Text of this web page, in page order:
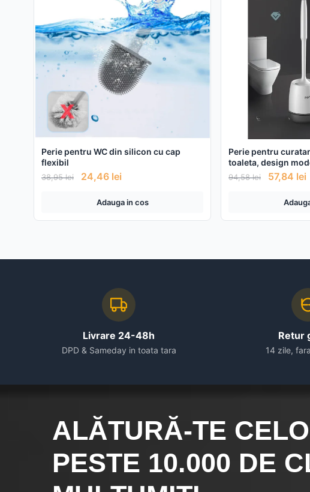
Perie pentru WC din silicon cu cap
flexibil
38,95lei 24,46 lei
Adauga in cos
Perie pentru
toaleta, design
94,58lei 57,84 lei
Livrare 24-48h
DPD & Sameday in toata tara
Retur
14 zile,
ALĂTURĂ-TE
PESTE 10.000 DE